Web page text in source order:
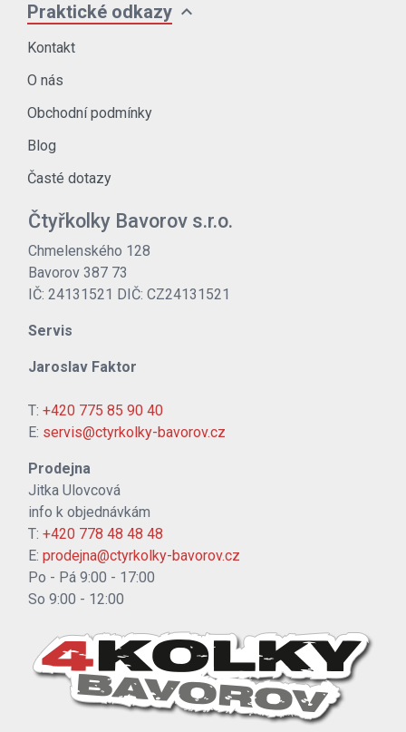
Praktické odkazy expand_more
Kontakt
O nás
Obchodní podmínky
Blog
Časté dotazy
Čtyřkolky Bavorov s.r.o.
Chmelenského 128
Bavorov 387 73
IČ: 24131521 DIČ: CZ24131521
Servis
Jaroslav Faktor
T: +420 775 85 90 40
E: servis@ctyrkolky-bavorov.cz
Prodejna
Jitka Ulovcová
info k objednávkám
T: +420 778 48 48 48
E: prodejna@ctyrkolky-bavorov.cz
Po - Pá 9:00 - 17:00
So 9:00 - 12:00